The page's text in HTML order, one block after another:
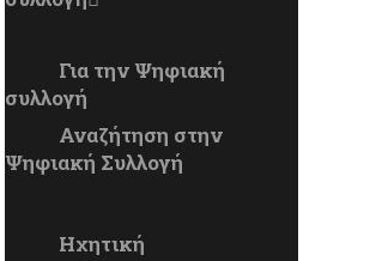
Για την Ψηφιακή
συλλογή
Αναζήτηση στην
Ψηφιακή Συλλογή
Ηχητική